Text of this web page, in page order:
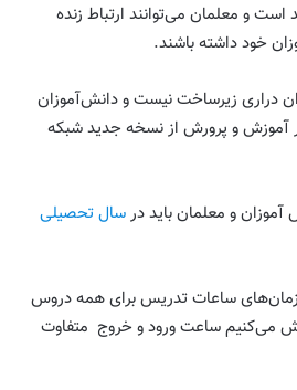
و معلمان می‌توانند ارتباط زنده
خود داشته باشند.
دراری زیرساخت نیست و دانش‌آموزان
آموزش و پرورش از نسخه جدید شبکه
آموزان و معلمان باید درسال تحصیلی
ساعات تدریس برای همه دروس
و تلاش می‌کنیم ساعت ورود و خروج متفاوت